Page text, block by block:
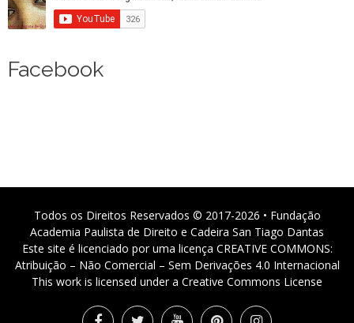
Facebook
Todos os Direitos Reservados © 2017-2026 • Fundação
Academia Paulista de Direito e Cadeira San Tiago Dantas
Este site é licenciado por uma licença CREATIVE COMMONS:
Atribuição – Não Comercial – Sem Derivações 4.0 Internacional
This work is licensed under a Creative Commons License